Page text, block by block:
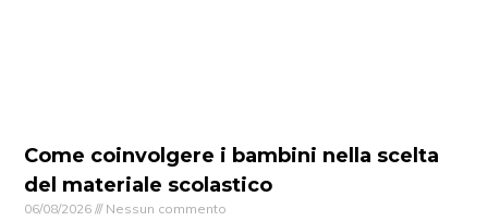
Come coinvolgere i bambini nella scelta
del materiale scolastico
06/08/2026 Nessun commento